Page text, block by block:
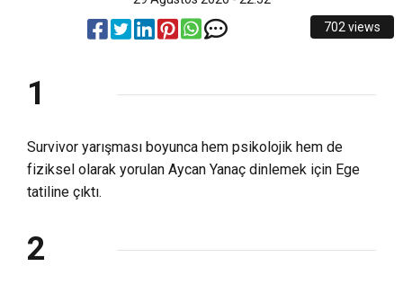
DEĞİL, HER GÜN SAHADAYIZ”
UBP’den kınama
12:38
13:22
702 views
1
Survivor yarışması boyunca hem psikolojik hem de
fiziksel olarak yorulan Aycan Yanaç dinlemek için Ege
tatiline çıktı.
2